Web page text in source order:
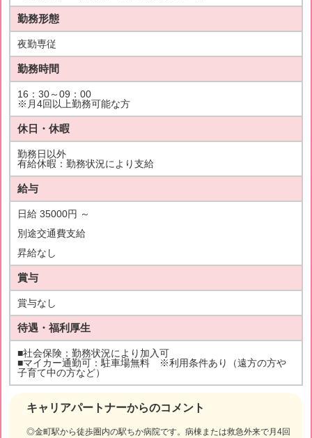
キャリアパートナーからのコメント
◎金町駅から徒歩圏内の駅ちか病院です。病棟または救急外来で月4回
勤務形態
夜勤専従
勤務時間
16：30～09：00
※月4回以上勤務可能な方
休日・休暇
勤務日以外
有給休暇：勤務状況により支給
給与
日給 35000円 ～
別途交通費支給
昇給なし
賞与
賞与なし
待遇・福利厚生
■社会保険：勤務状況により加入可
■マイカー通勤可：駐車場無料 ※利用条件あり（遠方の方や
子育て中の方など）